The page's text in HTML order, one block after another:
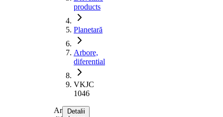
products
Planetară
Arbore,
diferential
VKJC
1046
Arbore,
Detalii